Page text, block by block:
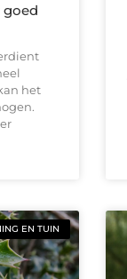
goed
het
EN TUIN